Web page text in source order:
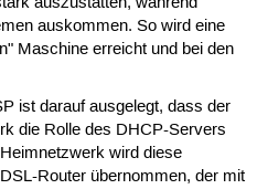
auskommen. So wird eine
Maschine erreicht und bei den
ist darauf ausgelegt, dass der
die Rolle des DHCP-Servers
wird diese
Router übernommen, der mit